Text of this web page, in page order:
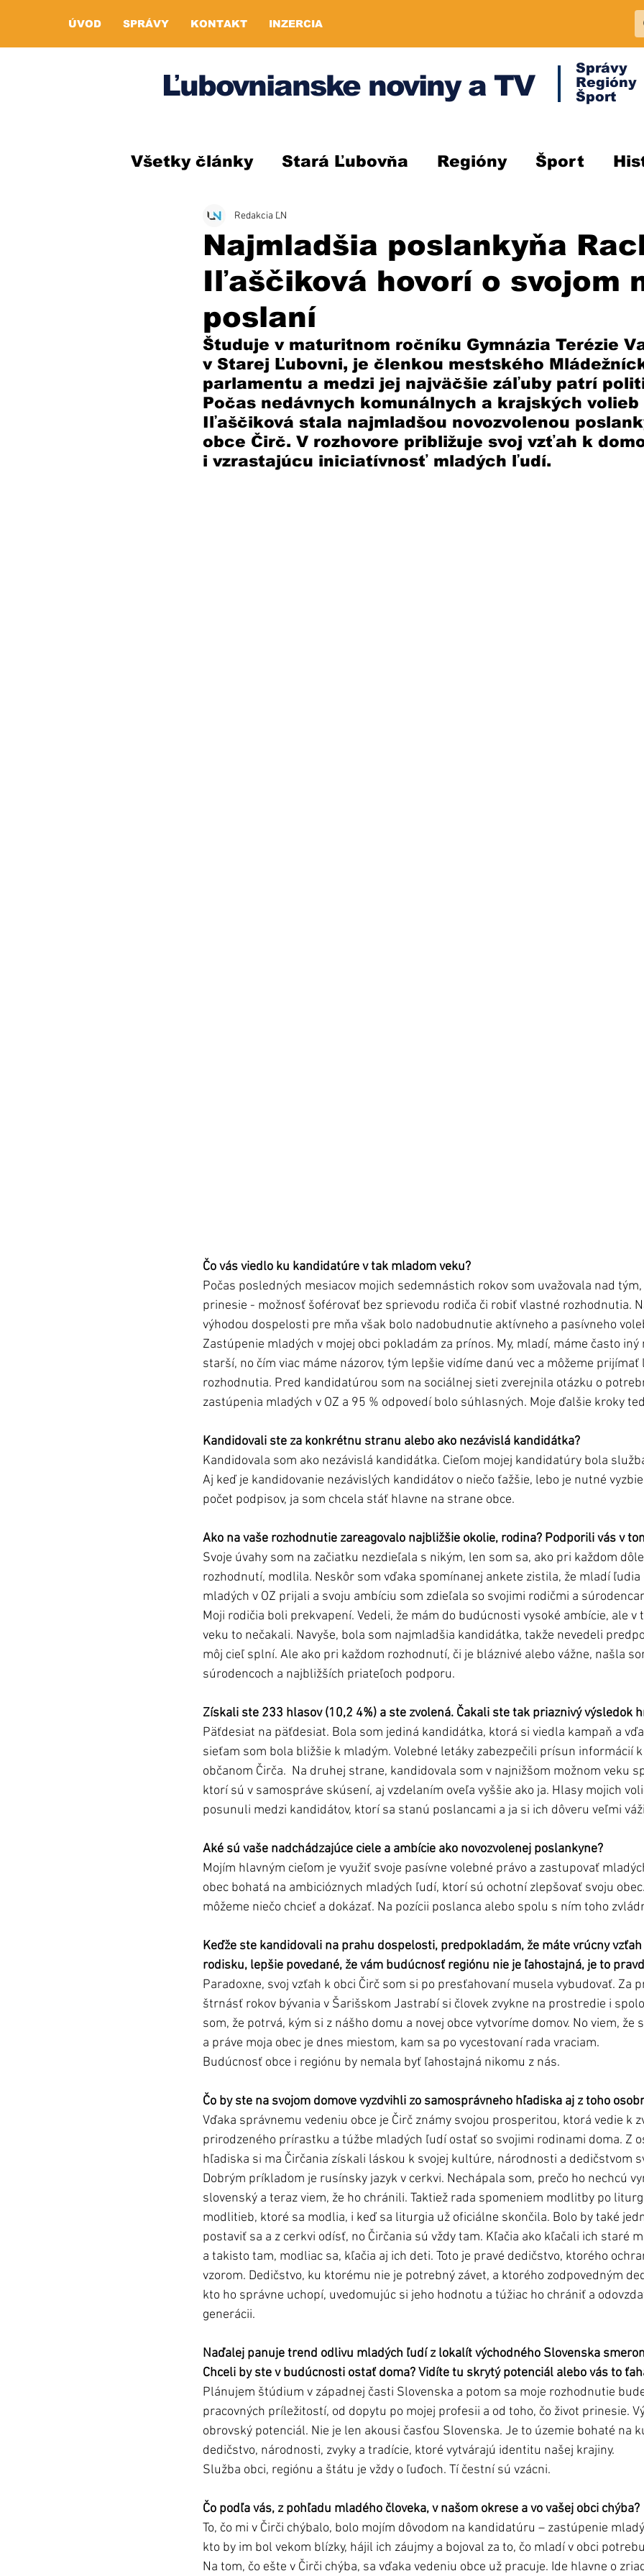
ÚVOD SPRÁVY KONTAKT INZERCIA
Ľubovnianske noviny a TV
Správy
Regióny
Šport
Všetky články Stará Ľubovňa Regióny Šport
Najmladšia poslankyňa
Iľaščiková hovorí o svojom
poslaní
Redakcia ĽN
Študuje v maturitnom ročníku Gymnázia Terézie
v Starej Ľubovni, je členkou mestského
parlamentu a medzi jej najväčšie záľuby patrí
Počas nedávnych komunálnych a krajských volieb
Iľaščiková stala najmladšou novozvolenou
obce Čirč. V rozhovore približuje svoj vzťah k
i vzrastajúcu iniciatívnosť mladých ľudí.
Čo vás viedlo ku kandidatúre v tak mladom veku?
Počas posledných mesiacov mojich sedemnástich rokov som uvažovala nad
prinesie - možnosť šoférovať bez sprievodu rodiča či robiť vlastné rozhodnutia.
výhodou dospelosti pre mňa však bolo nadobudnutie aktívneho a pasívneho
Zastúpenie mladých v mojej obci pokladám za prínos. My, mladí, máme často iný
starší, no čím viac máme názorov, tým lepšie vidíme danú vec a môžeme prijímať
rozhodnutia. Pred kandidatúrou som na sociálnej sieti zverejnila otázku o
zastúpenia mladých v OZ a 95 % odpovedí bolo súhlasných. Moje ďalšie kroky
Kandidovali ste za konkrétnu stranu alebo ako nezávislá kandidátka?
Kandidovala som ako nezávislá kandidátka. Cieľom mojej kandidatúry bola
Aj keď je kandidovanie nezávislých kandidátov o niečo ťažšie, lebo je nutné
počet podpisov, ja som chcela stáť hlavne na strane obce.
Ako na vaše rozhodnutie zareagovalo najbližšie okolie, rodina? Podporili vás v
Svoje úvahy som na začiatku nezdieľala s nikým, len som sa, ako pri každom
rozhodnutí, modlila. Neskôr som vďaka spomínanej ankete zistila, že mladí ľudia
mladých v OZ prijali a svoju ambíciu som zdieľala so svojimi rodičmi a
Moji rodičia boli prekvapení. Vedeli, že mám do budúcnosti vysoké ambície, ale v
veku to nečakali. Navyše, bola som najmladšia kandidátka, takže nevedeli
môj cieľ splní. Ale ako pri každom rozhodnutí, či je bláznivé alebo vážne, našla
súrodencoch a najbližších priateľoch podporu.
Získali ste 233 hlasov (10,2 4%) a ste zvolená. Čakali ste tak priaznivý výsledok
Päťdesiat na päťdesiat. Bola som jediná kandidátka, ktorá si viedla kampaň a
sieťam som bola bližšie k mladým. Volebné letáky zabezpečili prísun informácií k
občanom Čirča.  Na druhej strane, kandidovala som v najnižšom možnom veku
ktorí sú v samospráve skúsení, aj vzdelaním oveľa vyššie ako ja. Hlasy mojich
posunuli medzi kandidátov, ktorí sa stanú poslancami a ja si ich dôveru veľmi
Aké sú vaše nadchádzajúce ciele a ambície ako novozvolenej poslankyne?
Mojím hlavným cieľom je využiť svoje pasívne volebné právo a zastupovať
obec bohatá na ambicióznych mladých ľudí, ktorí sú ochotní zlepšovať svoju
môžeme niečo chcieť a dokázať. Na pozícii poslanca alebo spolu s ním toho
Keďže ste kandidovali na prahu dospelosti, predpokladám, že máte vrúcny vzťah
rodisku, lepšie povedané, že vám budúcnosť regiónu nie je ľahostajná, je to
Paradoxne, svoj vzťah k obci Čirč som si po presťahovaní musela vybudovať. Za
štrnásť rokov bývania v Šarišskom Jastrabí si človek zvykne na prostredie i
som, že potrvá, kým si z nášho domu a novej obce vytvoríme domov. No viem, že
a práve moja obec je dnes miestom, kam sa po vycestovaní rada vraciam.
Budúcnosť obce i regiónu by nemala byť ľahostajná nikomu z nás.
Čo by ste na svojom domove vyzdvihli zo samosprávneho hľadiska aj z toho
Vďaka správnemu vedeniu obce je Čirč známy svojou prosperitou, ktorá vedie k
prirodzeného prírastku a túžbe mladých ľudí ostať so svojimi rodinami doma. Z
hľadiska si ma Čirčania získali láskou k svojej kultúre, národnosti a dedičstvom
Dobrým príkladom je rusínsky jazyk v cerkvi. Nechápala som, prečo ho nechcú
slovenský a teraz viem, že ho chránili. Taktiež rada spomeniem modlitby po
modlitieb, ktoré sa modlia, i keď sa liturgia už oficiálne skončila. Bolo by také
postaviť sa a z cerkvi odísť, no Čirčania sú vždy tam. Kľačia ako kľačali ich staré
a takisto tam, modliac sa, kľačia aj ich deti. Toto je pravé dedičstvo, ktorého
vzorom. Dedičstvo, ku ktorému nie je potrebný závet, a ktorého zodpovedným
kto ho správne uchopí, uvedomujúc si jeho hodnotu a túžiac ho chrániť a
generácii.
Naďalej panuje trend odlivu mladých ľudí z lokalít východného Slovenska
Chceli by ste v budúcnosti ostať doma? Vidíte tu skrytý potenciál alebo vás to
Plánujem štúdium v západnej časti Slovenska a potom sa moje rozhodnutie
pracovných príležitostí, od dopytu po mojej profesii a od toho, čo život prinesie.
obrovský potenciál. Nie je len akousi časťou Slovenska. Je to územie bohaté na
dedičstvo, národnosti, zvyky a tradície, ktoré vytvárajú identitu našej krajiny.
Služba obci, regiónu a štátu je vždy o ľuďoch. Tí čestní sú vzácni.
Čo podľa vás, z pohľadu mladého človeka, v našom okrese a vo vašej obci chýba?
To, čo mi v Čirči chýbalo, bolo mojím dôvodom na kandidatúru – zastúpenie
kto by im bol vekom blízky, hájil ich záujmy a bojoval za to, čo mladí v obci
Na tom, čo ešte v Čirči chýba, sa vďaka vedeniu obce už pracuje. Ide hlavne o